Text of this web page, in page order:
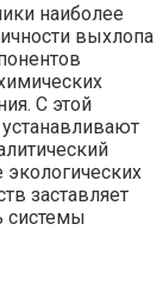
наиболее
выхлопа
С этой
заставляет
системы